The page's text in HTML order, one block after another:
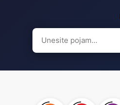
Search
for: